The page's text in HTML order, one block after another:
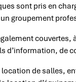
sont pris en
groupement
d’information, de
de salles,